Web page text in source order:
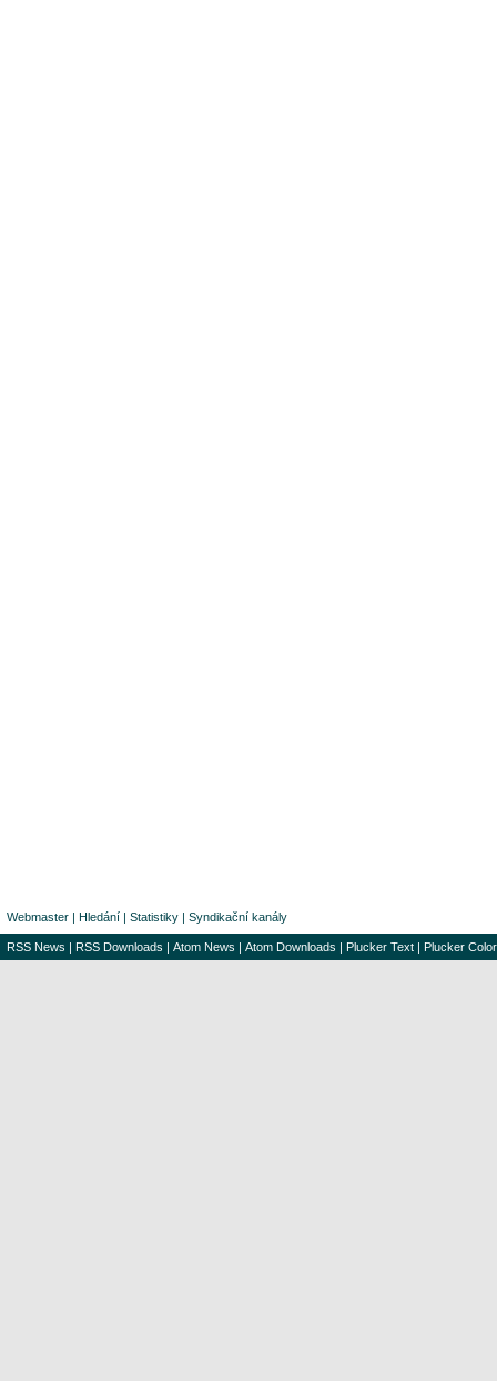
Webmaster | Hledání | Statistiky | Syndikační kanály
RSS News | RSS Downloads | Atom News | Atom Downloads | Plucker Text | Plucker Color